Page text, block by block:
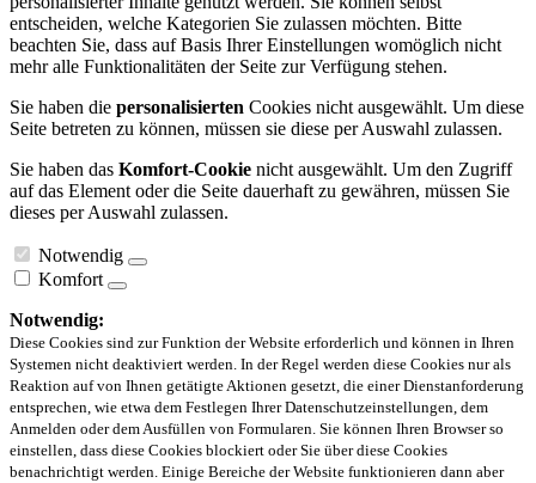
entscheiden, welche Kategorien Sie zulassen möchten. Bitte
beachten Sie, dass auf Basis Ihrer Einstellungen womöglich nicht
mehr alle Funktionalitäten der Seite zur Verfügung stehen.
Sie haben die personalisierten Cookies nicht ausgewählt. Um diese
Seite betreten zu können, müssen sie diese per Auswahl zulassen.
Sie haben das Komfort-Cookie nicht ausgewählt. Um den Zugriff
auf das Element oder die Seite dauerhaft zu gewähren, müssen Sie
dieses per Auswahl zulassen.
Notwendig
Komfort
Notwendig:
Diese Cookies sind zur Funktion der Website erforderlich und können in Ihren
Systemen nicht deaktiviert werden. In der Regel werden diese Cookies nur als
Reaktion auf von Ihnen getätigte Aktionen gesetzt, die einer Dienstanforderung
entsprechen, wie etwa dem Festlegen Ihrer Datenschutzeinstellungen, dem
Anmelden oder dem Ausfüllen von Formularen. Sie können Ihren Browser so
einstellen, dass diese Cookies blockiert oder Sie über diese Cookies
benachrichtigt werden. Einige Bereiche der Website funktionieren dann aber